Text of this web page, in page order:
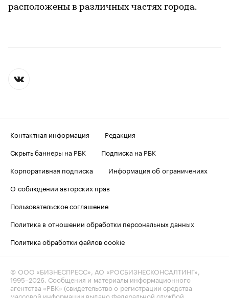
расположены в различных частях города.
Контактная информация
Редакция
Скрыть баннеры на РБК
Подписка на РБК
Корпоративная подписка
Информация об ограничениях
О соблюдении авторских прав
Пользовательское соглашение
Политика в отношении обработки персональных данных
Политика обработки файлов cookie
© ООО «БИЗНЕСПРЕСС», АО «РОСБИЗНЕСКОНСАЛТИНГ»,
1995–2026 . Сообщения и материалы информационного
агентства «РБК» (свидетельство о регистрации средства
массовой информации выдано Федеральной службой